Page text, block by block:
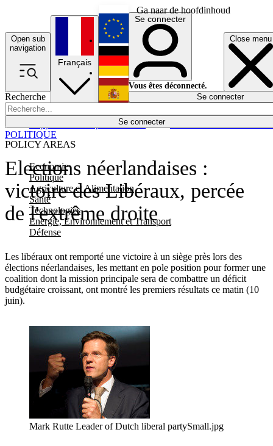
Ga naar de hoofdinhoud
Open sub
navigation
Close menu
Recherche
Se connecter
POLICY AREAS
Economie
Politique
Agriculture et Alimentation
Santé
Technologies
Energie, Environnement et Transport
Défense
Économie
Français
English
Deutsch
Español
Se connecter
Vous êtes déconnecté.
Se connecter
Elections néerlandaises :
victoire des Libéraux, percée
de l'extrême droite
Les libéraux ont remporté une victoire à un siège près lors des
élections néerlandaises, les mettant en pole position pour former une
coalition dont la mission principale sera de combattre un déficit
budgétaire croissant, ont montré les premiers résultats ce matin (10
juin).
POLITIQUE
Mark Rutte Leader of Dutch liberal partySmall.jpg